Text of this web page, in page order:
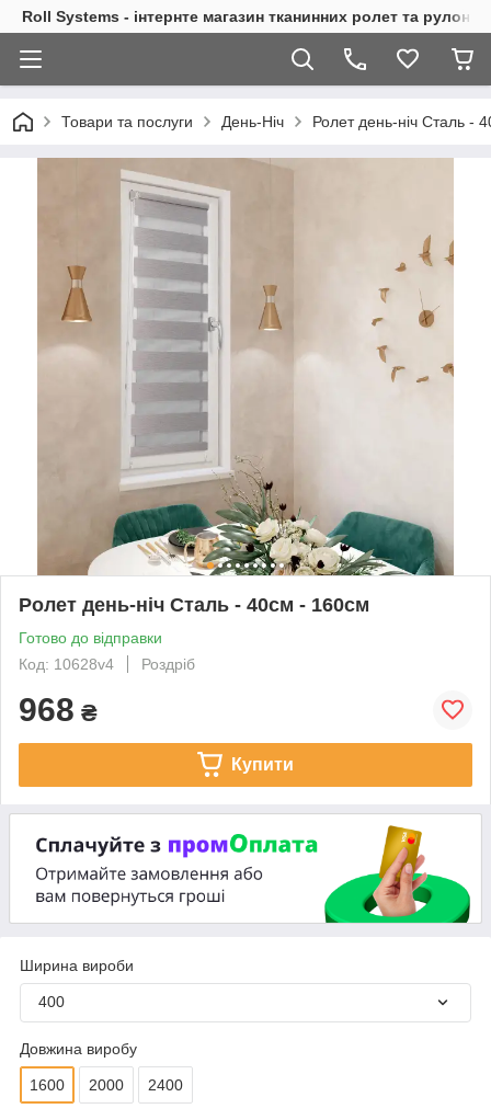
Roll Systems - інтернте магазин тканинних ролет та
Товари та послуги День-Ніч Ролет день-ніч Сталь -
Ролет день-ніч Сталь - 40см - 160см
Готово до відправки
Код: 10628v4
Роздріб
968 ₴
Купити
Ширина вироби
400
Довжина виробу
1600 2000 2400